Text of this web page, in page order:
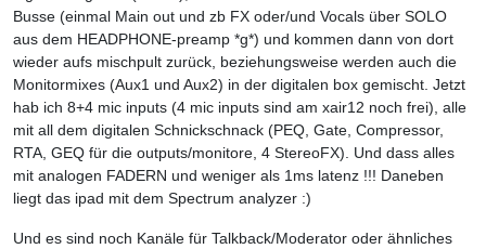
Busse (einmal Main out und zb FX oder/und Vocals über SOLO
aus dem HEADPHONE-preamp *g*) und kommen dann von dort
wieder aufs mischpult zurück, beziehungsweise werden auch die
Monitormixes (Aux1 und Aux2) in der digitalen box gemischt. Jetzt
hab ich 8+4 mic inputs (4 mic inputs sind am xair12 noch frei), alle
mit all dem digitalen Schnickschnack (PEQ, Gate, Compressor,
RTA, GEQ für die outputs/monitore, 4 StereoFX). Und dass alles
mit analogen FADERN und weniger als 1ms latenz !!! Daneben
liegt das ipad mit dem Spectrum analyzer :)
Und es sind noch Kanäle für Talkback/Moderator oder ähnliches